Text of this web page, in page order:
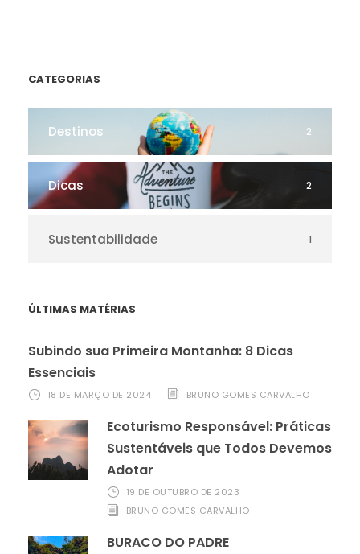
CATEGORIAS
Destinos 2
Dicas 2
Sustentabilidade 1
ÚLTIMAS MATÉRIAS
Subindo sua Primeira Montanha: 8 Dicas
Essenciais
18 DE MARÇO DE 2024 BRUNO GOMES CARVALHO
Ecoturismo Responsável: Práticas
Sustentáveis que Todos Devemos
Adotar
19 DE OUTUBRO DE 2023
BRUNO GOMES CARVALHO
BURACO DO PADRE